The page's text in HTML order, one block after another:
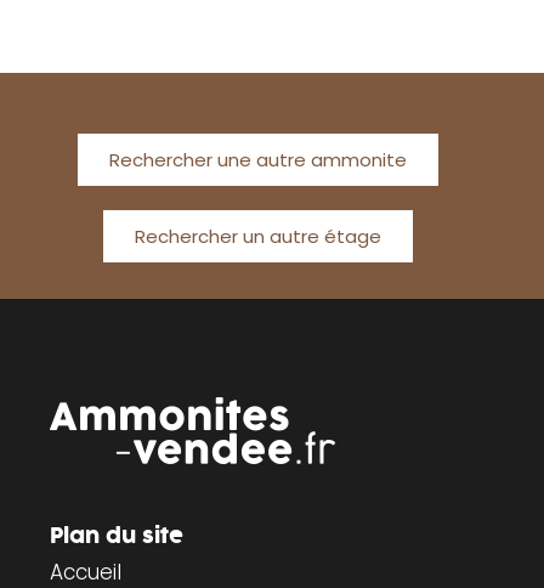
Rechercher une autre ammonite
Rechercher un autre étage
Plan du site
Accueil